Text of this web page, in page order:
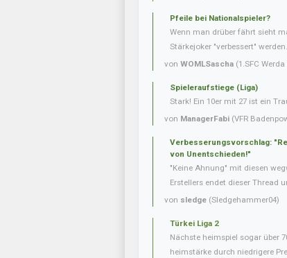
Pfeile bei Nationalspieler?
Wenn man drüber fährt sieht
Stärkejoker "verbessert" werden.
von WOMLSascha (1.SFC
Spieleraufstiege (Liga)
Stark! Ein 10er mit 27 ist ein
von ManagerFabi (VFR
Verbesserungsvorschlag:
von Unentschieden!"
"Keine Ahnung" mit diesen
Erstellers endet dieser Thread
von sledge (Sledgehammer04)
Türkei Liga 2
Nächste heimspiel sogar über
heimstärke durch niedrigere